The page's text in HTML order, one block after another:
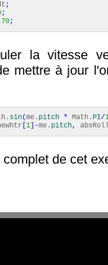
;
;
70;
la vitesse
mettre à jour
. sin(me. pitch * Math . PI/
1 -me. pitch,
de cet